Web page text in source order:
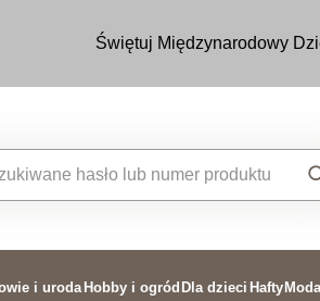
Świętuj Międzynarodowy
i uroda Hobby i ogród Dla dzieci Hafty